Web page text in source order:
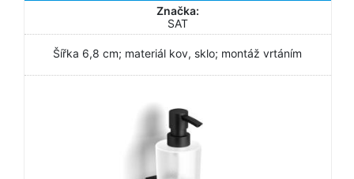
Značka:
SAT
Šířka 6,8 cm; materiál kov, sklo; montáž vrtáním